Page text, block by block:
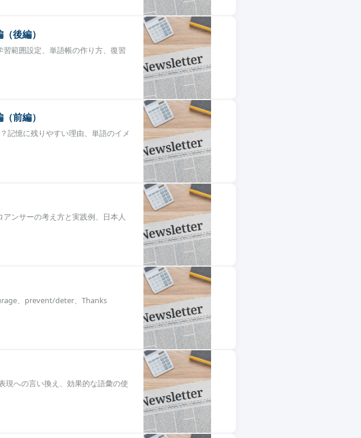
後編）
範囲設定、単語帳の作り方、復習
前編）
記憶に残りやすい理由、単語のイメ
ンサーの考え方と実践例、日本人
、prevent/deter、Thanks
現への言い換え、効果的な語彙の使